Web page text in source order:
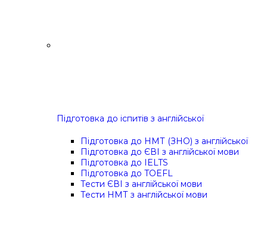
Підготовка до іспитів з англійської
Підготовка до НМТ (ЗНО) з англійської
Підготовка до ЄВІ з англійської мови
Підготовка до IELTS
Підготовка до TOEFL
Тести ЄВІ з англійської мови
Тести НМТ з англійської мови